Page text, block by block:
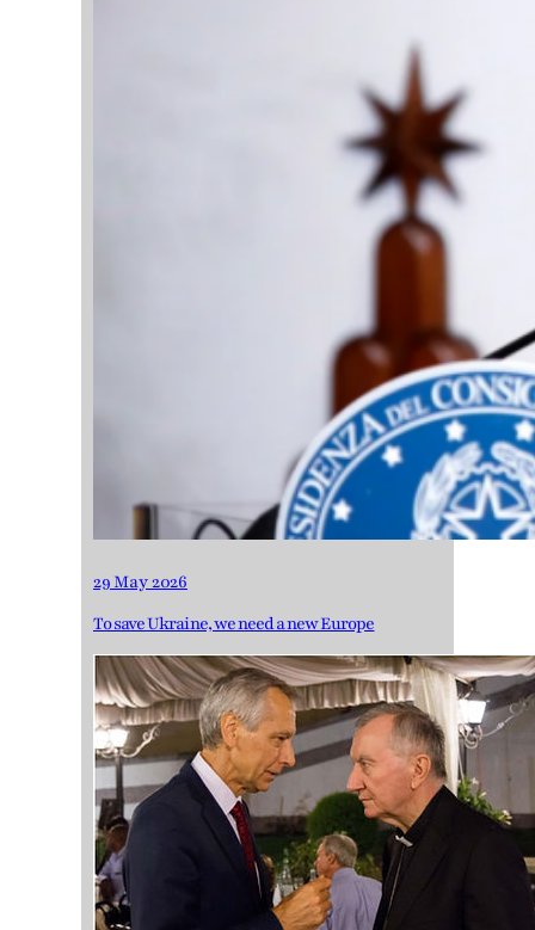
29 May 2026
To save Ukraine, we need a new Europe